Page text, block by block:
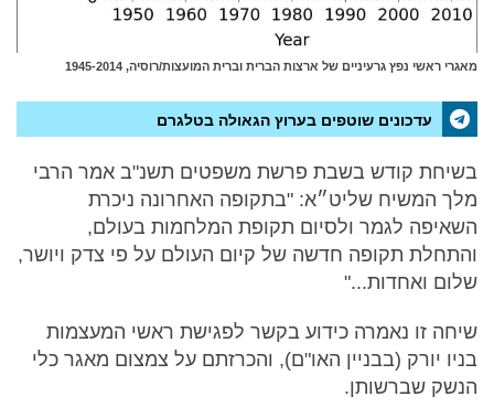
מאגרי ראשי נפץ גרעיניים של ארצות הברית וברית המועצות/רוסיה, 1945-2014
עדכונים שוטפים בערוץ הגאולה בטלגרם
בשיחת קודש בשבת פרשת משפטים תשנ"ב אמר הרבי
מלך המשיח שליט״א: "בתקופה האחרונה ניכרת
השאיפה לגמר ולסיום תקופת המלחמות בעולם,
והתחלת תקופה חדשה של קיום העולם על פי צדק ויושר,
שלום ואחדות..."
שיחה זו נאמרה כידוע בקשר לפגישת ראשי המעצמות
בניו יורק (בבניין האו"ם), והכרזתם על צמצום מאגר כלי
הנשק שברשותן.